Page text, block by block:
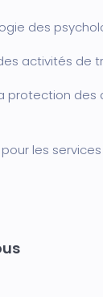
des
activités de
protection des
les